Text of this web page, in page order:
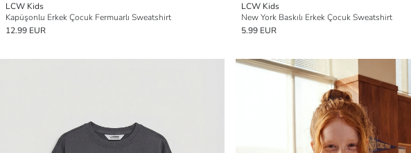
LCW Kids
Kapüşonlu Erkek Çocuk Fermuarlı Sweatshirt
12.99 EUR
LCW Kids
New York Baskılı Erkek Çocuk Sweatshirt
5.99 EUR